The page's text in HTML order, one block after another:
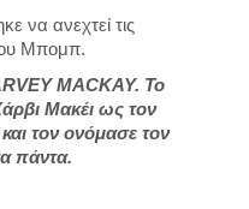
να ανεχτεί τις
Μπομπ.
MACKAY. Το
Μακέι ως τον
τον ονόμασε τον
πάντα.